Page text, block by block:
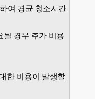
여 평균 청소시간
경우 추가 비용
한 비용이 발생할